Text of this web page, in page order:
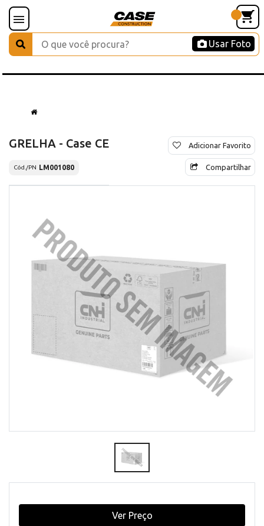
Usar Foto
GRELHA - Case CE
Cód./PN LM001080
Adicionar Favorito
Compartilhar
Ver Preço